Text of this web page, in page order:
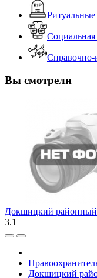
Ритуальные
Социальная
Вы смотрели
Докшицкий районный
3.1
Докшицкий